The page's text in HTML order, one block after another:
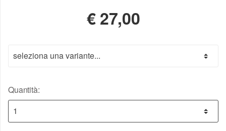
€27,00
Quantità: